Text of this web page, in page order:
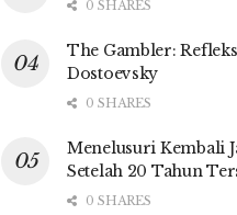
0 SHARES
The Gambler:
Dostoevsky
0 SHARES
Menelusuri Kembali
Setelah 20 Tahun
0 SHARES